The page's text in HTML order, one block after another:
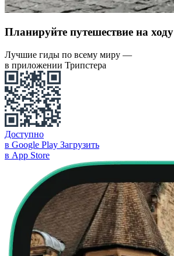
Планируйте путешествие на ходу
Лучшие гиды по всему миру —
в приложении Трипстера
Доступно
в Google Play Загрузить
в App Store